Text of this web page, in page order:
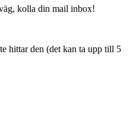
kolla din mail inbox!
hittar den (det kan ta upp till 5